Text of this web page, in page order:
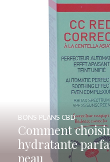
Comment
hydratante
peau
BONS PLANS CBD